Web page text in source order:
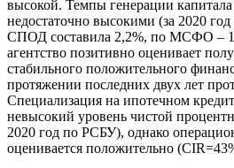
высокой. Темпы генерации
недостаточно высокими (за 2020
СПОД составила 2,2%, по МСФО –
агентство позитивно оценивает
стабильного положительного
протяжении последних двух лет
Специализация на ипотечном
невысокий уровень чистой
2020 год по РСБУ), однако
оценивается положительно